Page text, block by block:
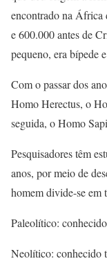
encontrado na
e 600.000 antes de
pequeno, era bípede
Com o passar dos
Homo Herectus, o
seguida, o Homo
Pesquisadores têm
anos, por meio de
homem divide-se em
Paleolítico:
Neolítico: conhecido